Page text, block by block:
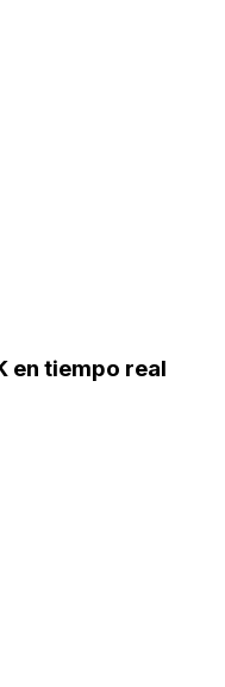
en tiempo real